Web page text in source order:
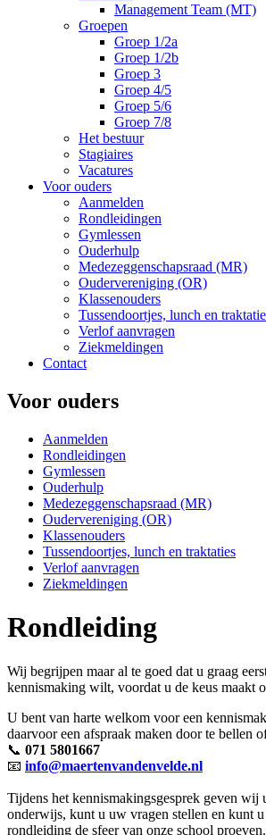
Management Team (MT)
Groepen
Groep 1/2a
Groep 1/2b
Groep 3
Groep 4/5
Groep 5/6
Groep 7/8
Het bestuur
Stagiaires
Vacatures
Voor ouders
Aanmelden
Rondleidingen
Gymlessen
Ouderhulp
Medezeggenschapsraad (MR)
Oudervereniging (OR)
Klassenouders
Tussendoortjes, lunch en
Verlof aanvragen
Ziekmeldingen
Contact
Voor ouders
Aanmelden
Rondleidingen
Gymlessen
Ouderhulp
Medezeggenschapsraad (MR)
Oudervereniging (OR)
Klassenouders
Tussendoortjes, lunch en traktaties
Verlof aanvragen
Ziekmeldingen
Rondleiding
Wij begrijpen maar al te goed dat u graag
kennismaking wilt, voordat u de keus maakt
U bent van harte welkom voor een
daarvoor een afspraak maken door te bellen
📞 071 5801667
📧 info@maertenvandenvelde.nl
Tijdens het kennismakingsgesprek geven wij
onderwijs, kunt u uw vragen stellen en kunt u
rondleiding de sfeer van onze school